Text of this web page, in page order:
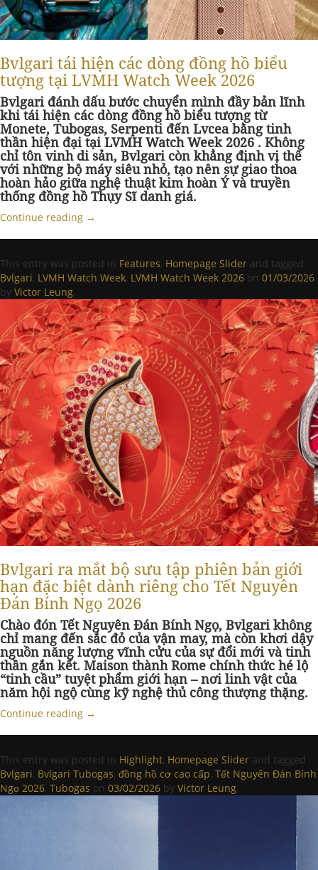
Bvlgari tái hiện các dòng đồng hồ biểu
tượng tại LVMH Watch Week 2026
Bvlgari đánh dấu bước chuyển mình đầy bản lĩnh
khi tái hiện các dòng đồng hồ biểu tượng từ
Monete, Tubogas, Serpenti đến Lvcea bằng tinh
thần hiện đại tại LVMH Watch Week 2026 . Không
chỉ tôn vinh di sản, Bvlgari còn khẳng định vị thế
với những bộ máy siêu nhỏ, tạo nên sự giao thoa
hoàn hảo giữa nghệ thuật kim hoàn Ý và truyền
thống đồng hồ Thụy Sĩ danh giá.
Continue reading →
This entry was posted in Features, Homepage Slider and tagged
Bvlgari, LVMH Watch Week, LVMH Watch Week 2026 on 01/03/2026
by Victor Leung.
Bvlgari ra mắt bộ sưu tập phiên bản giới
hạn đặc biệt dành riêng cho Tết Nguyên
Đán Bính Ngọ 2026
Chào đón Tết Nguyên Đán Bính Ngọ, Bvlgari không
chỉ mang đến sắc đỏ của vận may, mà còn khơi dậy
nguồn năng lượng vĩnh cửu của sự đổi mới và tinh
thần gắn kết. Maison thành Rome chính thức hé lộ
“tinh cầu” tuyệt phẩm giới hạn – nơi linh vật của
năm hội ngộ cùng kỹ nghệ thủ công thượng thặng.
Continue reading →
This entry was posted in Highlight, Homepage Slider and tagged
Bvlgari, Bvlgari Tubogas, đồng hồ cơ cao cấp, Tết Nguyên Đán Bính
Ngọ 2026, Tubogas on 03/02/2026 by Victor Leung.